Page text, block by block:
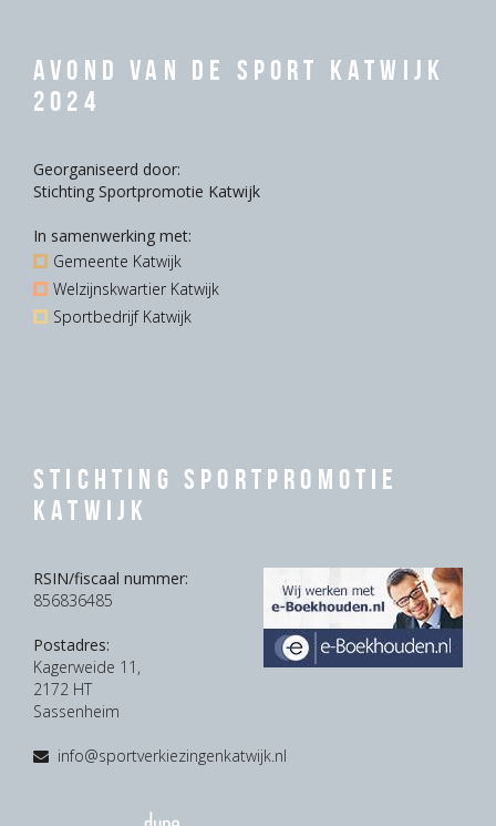
Avond van de Sport Katwijk
2024
Georganiseerd door:
Stichting Sportpromotie Katwijk
In samenwerking met:
Gemeente Katwijk
Welzijnskwartier Katwijk
Sportbedrijf Katwijk
Stichting Sportpromotie
Katwijk
RSIN/fiscaal nummer:
856836485
Postadres:
Kagerweide 11,
2172 HT
Sassenheim
info@sportverkiezingenkatwijk.nl